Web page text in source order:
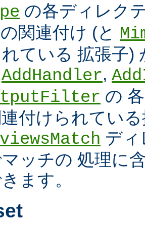
の各ディレク
関連付け (と
ている 拡張子)
AddHandler,
の
付けられてい
デ
ッチの 処理に
ます。